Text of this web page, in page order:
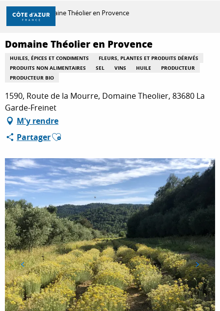
Aller
contenu
principal
DÉCOUVRIR
À FAIRE
SÉJOURNER
Accueil Domaine Théolier en Provence
Domaine Théolier en Provence
HUILES, ÉPICES ET CONDIMENTS
FLEURS, PLANTES ET PRODUITS DÉRIVÉS
PRODUITS NON ALIMENTAIRES
SEL VINS HUILE
PRODUCTEUR
PRODUCTEUR BIO
1590, Route de la Mourre, Domaine Theolier, 83680 La
Garde-Freinet
M'y rendre
PartagerAjouter aux favoris